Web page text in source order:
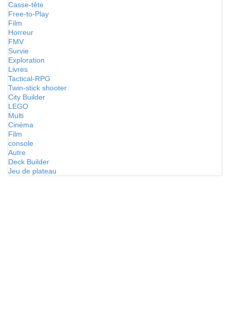
Casse-tête
Free-to-Play
Film
Horreur
FMV
Survie
Exploration
Livres
Tactical-RPG
Twin-stick shooter
City Builder
LEGO
Multi
Cinéma
Film
console
Autre
Deck Builder
Jeu de plateau